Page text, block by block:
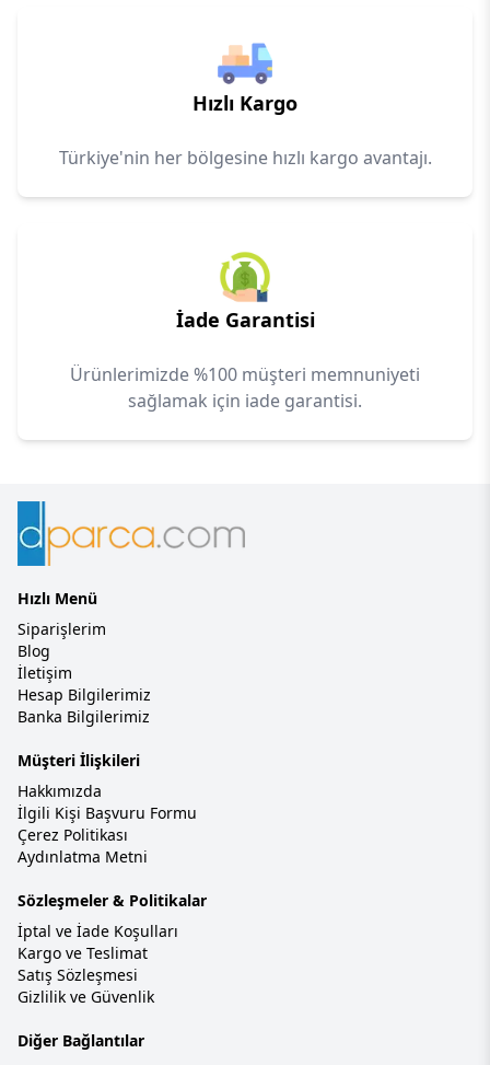
Hızlı Kargo
Türkiye'nin her bölgesine hızlı kargo avantajı.
İade Garantisi
Ürünlerimizde %100 müşteri memnuniyeti
sağlamak için iade garantisi.
Hızlı Menü
Siparişlerim
Blog
İletişim
Hesap Bilgilerimiz
Banka Bilgilerimiz
Müşteri İlişkileri
Hakkımızda
İlgili Kişi Başvuru Formu
Çerez Politikası
Aydınlatma Metni
Sözleşmeler & Politikalar
İptal ve İade Koşulları
Kargo ve Teslimat
Satış Sözleşmesi
Gizlilik ve Güvenlik
Diğer Bağlantılar